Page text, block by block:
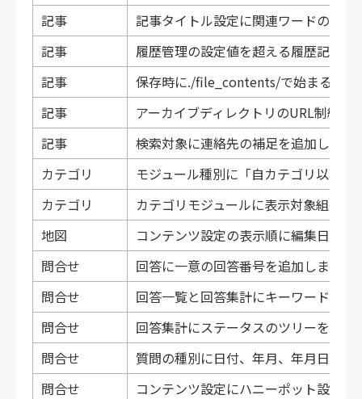
記事
記事タイトル設定に関連ワードの置
記事
履歴管理の設定値を超える履歴記事
記事
保存時に./file_contents/で始まるフ
記事
アーカイブディレクトリのURL制約チ
記事
検索対象に連絡先の補足を追加しまし
カテゴリ
モジュール種別に「自カテゴリ以下
カテゴリ
カテゴリモジュールに表示対象組織
地図
コンテンツ設定の表示順に編集日を追
問合せ
回答に一意の回答番号を追加しました
問合せ
回答一覧と回答集計にキーワード検索
問合せ
回答集計にステータスのツリーを追加
問合せ
質問の種別に日付、年月、年月日を追
問合せ
コンテンツ設定にハニーポット設定を